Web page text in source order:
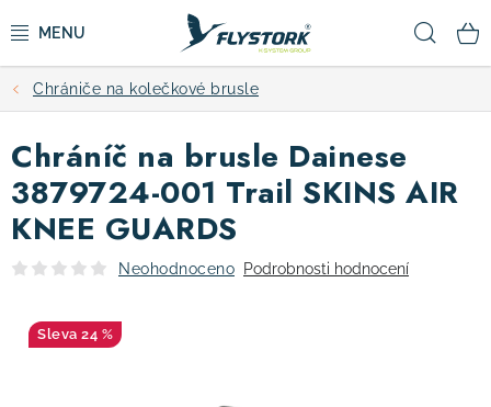
na
CYKLISTIKA
ZIMNÍ SPORTY
KOLOBĚŽKY
DOPLŇKY
Chrániče na kolečkové brusle
Chráníč na brusle Dainese
3879724-001 Trail SKINS AIR
KNEE GUARDS
Neohodnoceno Podrobnosti hodnocení
24 %